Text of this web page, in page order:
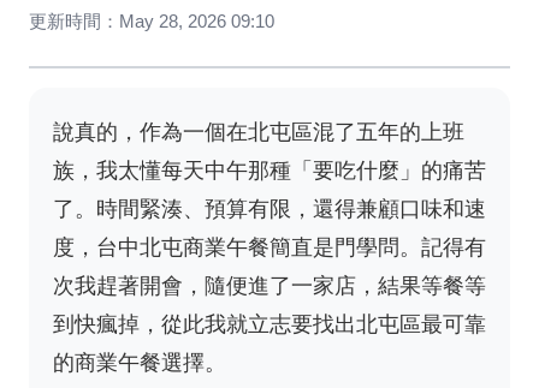
更新時間：May 28, 2026 09:10
說真的，作為一個在北屯區混了五年的上班
族，我太懂每天中午那種「要吃什麼」的痛苦
了。時間緊湊、預算有限，還得兼顧口味和速
度，台中北屯商業午餐簡直是門學問。記得有
次我趕著開會，隨便進了一家店，結果等餐等
到快瘋掉，從此我就立志要找出北屯區最可靠
的商業午餐選擇。